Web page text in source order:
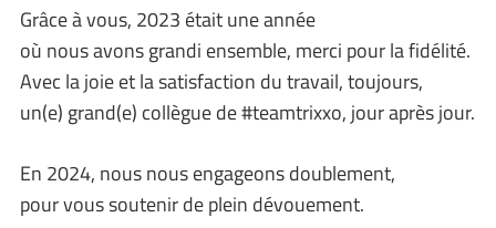
Grâce à vous, 2023 était une année
où nous avons grandi ensemble, merci pour la fidélité.
Avec la joie et la satisfaction du travail, toujours,
un(e) grand(e) collègue de #teamtrixxo, jour après jour.
En 2024, nous nous engageons doublement,
pour vous soutenir de plein dévouement.